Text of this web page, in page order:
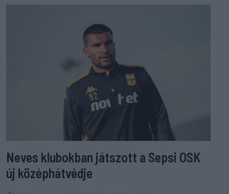
Neves klubokban játszott a Sepsi OSK
új középhátvédje